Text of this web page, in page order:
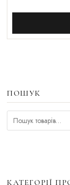
ПОШУК
КАТЕГОРІЇ